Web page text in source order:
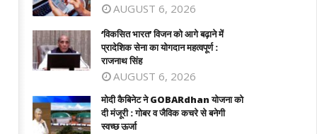
AUGUST 6, 2026
‘विकसित भारत’ विजन को आगे बढ़ाने में
प्रादेशिक सेना का योगदान महत्वपूर्ण :
राजनाथ सिंह
AUGUST 6, 2026
मोदी कैबिनेट ने GOBARdhan योजना को
दी मंजूरी : गोबर व जैविक कचरे से बनेगी
स्वच्छ ऊर्जा